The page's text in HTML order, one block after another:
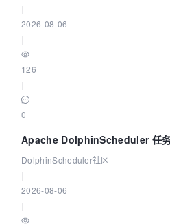
2026-08-06
126
0
Apache DolphinScheduler 任
DolphinScheduler社区
2026-08-06